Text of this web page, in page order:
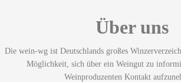
Über uns
Die wein-wg ist Deutschlands großes
Möglichkeit, sich über ein Weingut zu
Weinproduzenten Kontakt